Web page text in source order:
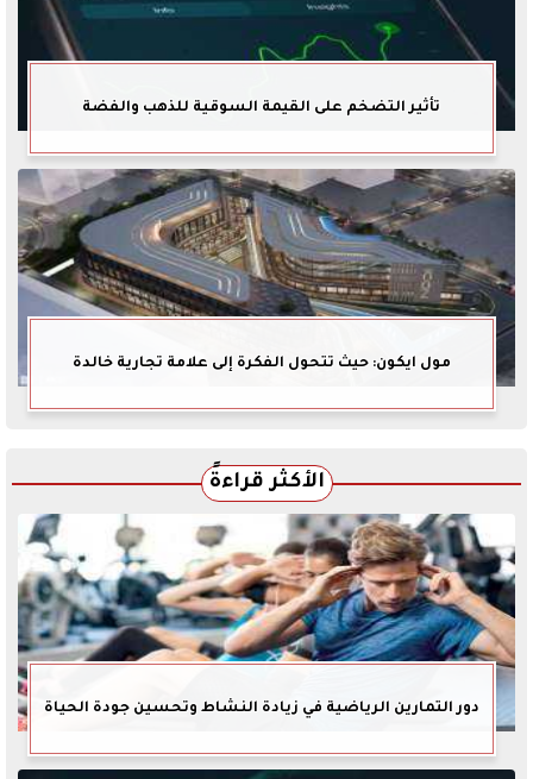
تأثير التضخم على القيمة السوقية للذهب والفضة
مول ايكون: حيث تتحول الفكرة إلى علامة تجارية خالدة
الأكثر قراءةً
دور التمارين الرياضية في زيادة النشاط وتحسين جودة الحياة